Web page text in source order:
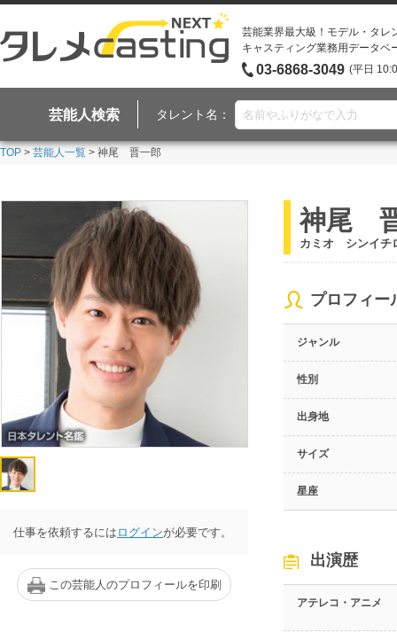
芸能業界最大級！モデル・タレ
キャスティング業務用データベ
03-6868-3049 (平日
芸能人検索 タレント名：
TOP > 芸能人一覧 > 神尾 晋一郎
仕事を依頼するには ログインが必要です。
この芸能人のプロフィールを印刷
神尾
カミオ シンイチ
プロフィー
ジャンル
性別
出身地
サイズ
星座
出演歴
アテレコ・アニメ